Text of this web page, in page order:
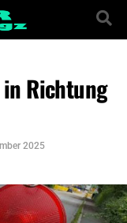
Richtung
2025